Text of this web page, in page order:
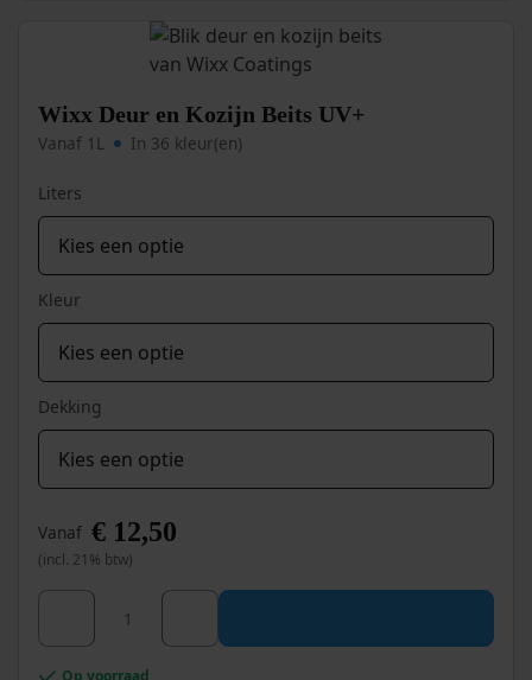
worden
de
Wixx Deur en Kozijn Beits UV+
Vanaf 1L In 36 kleur(en)
Liters
Kleur
Dekking
Vanaf € 12,50
(incl. 21% btw)
Wixx Deur en Kozijn Beits UV+ aantal
Dit
heeft
meerdere
Op voorraad